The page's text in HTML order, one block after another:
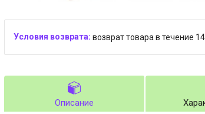
возврат товара в течение
Описание